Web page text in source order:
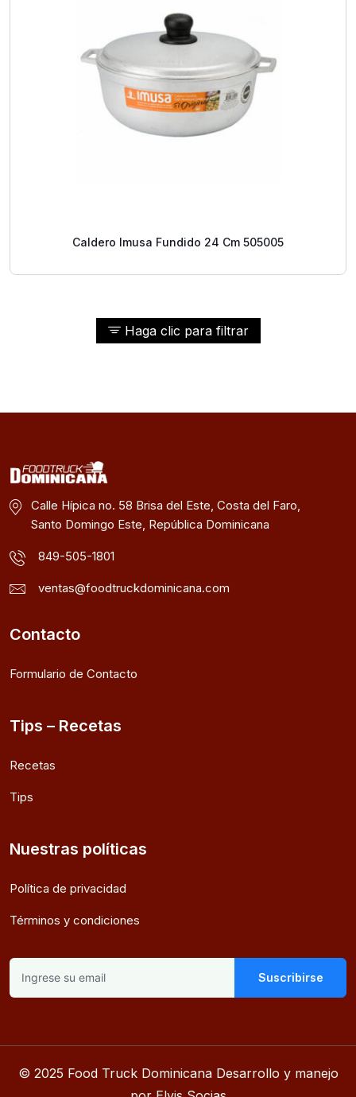
Haga clic para filtrar
Caldero Imusa Fundido 24 Cm 505005
Calle Hípica no. 58 Brisa del Este, Costa del Faro,
Santo Domingo Este, República Dominicana
849-505-1801
ventas@foodtruckdominicana.com
Contacto
Formulario de Contacto
Tips – Recetas
Recetas
Tips
Nuestras políticas
Política de privacidad
Términos y condiciones
Suscribirse
© 2025 Food Truck Dominicana Desarrollo y manejo